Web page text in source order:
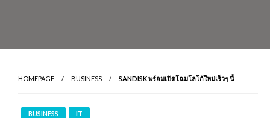
HOMEPAGE BUSINESS SANDISK พร้อมเปิดโฉมโลโก้ใหม่เร็วๆ นี้
BUSINESS IT